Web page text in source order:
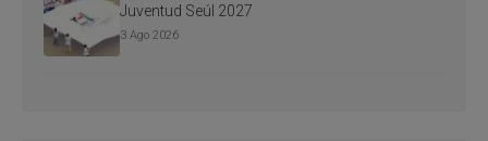
Juventud Seúl 2027
3 Ago 2026